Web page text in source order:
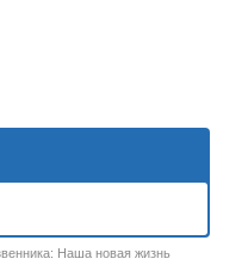
Наша новая жизнь